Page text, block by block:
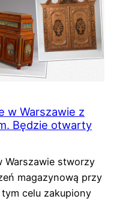
w Warszawie z
Będzie otwarty
Warszawie stworzy
magazynową przy
tym celu zakupiony